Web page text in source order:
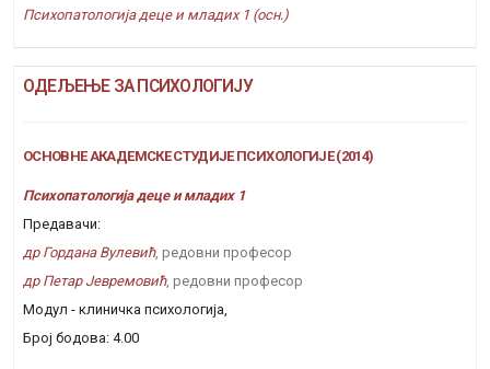
Психопатологија деце и младих 1 (осн.)
ОДЕЉЕЊЕ ЗА ПСИХОЛОГИЈУ
ОСНОВНЕ АКАДЕМСКЕ СТУДИЈЕ ПСИХОЛОГИЈЕ (2014)
Психопатологија деце и младих 1
Предавачи:
др Гордана Вулевић, редовни професор
др Петар Јевремовић, редовни професор
Модул - клиничка психологија,
Број бодова: 4.00